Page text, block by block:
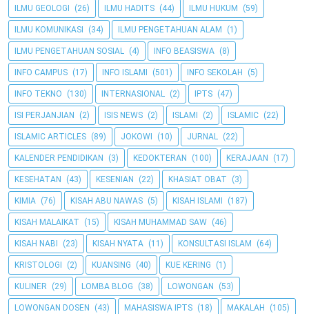
ILMU GEOLOGI (26) ILMU HADITS (44) ILMU HUKUM (59)
ILMU KOMUNIKASI (34) ILMU PENGETAHUAN ALAM (1)
ILMU PENGETAHUAN SOSIAL (4) INFO BEASISWA (8)
INFO CAMPUS (17) INFO ISLAMI (501) INFO SEKOLAH (5)
INFO TEKNO (130) INTERNASIONAL (2) IPTS (47)
ISI PERJANJIAN (2) ISIS NEWS (2) ISLAMI (2) ISLAMIC (22)
ISLAMIC ARTICLES (89) JOKOWI (10) JURNAL (22)
KALENDER PENDIDIKAN (3) KEDOKTERAN (100) KERAJAAN (17)
KESEHATAN (43) KESENIAN (22) KHASIAT OBAT (3)
KIMIA (76) KISAH ABU NAWAS (5) KISAH ISLAMI (187)
KISAH MALAIKAT (15) KISAH MUHAMMAD SAW (46)
KISAH NABI (23) KISAH NYATA (11) KONSULTASI ISLAM (64)
KRISTOLOGI (2) KUANSING (40) KUE KERING (1)
KULINER (29) LOMBA BLOG (38) LOWONGAN (53)
LOWONGAN DOSEN (43) MAHASISWA IPTS (18) MAKALAH (105)